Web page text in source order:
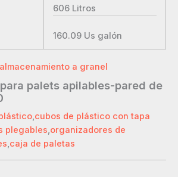
606 Litros
160.09 Us galón
a granel
palets apilables-pared de
,cubos de plástico con tapa
plegables,organizadores de
,caja de paletas